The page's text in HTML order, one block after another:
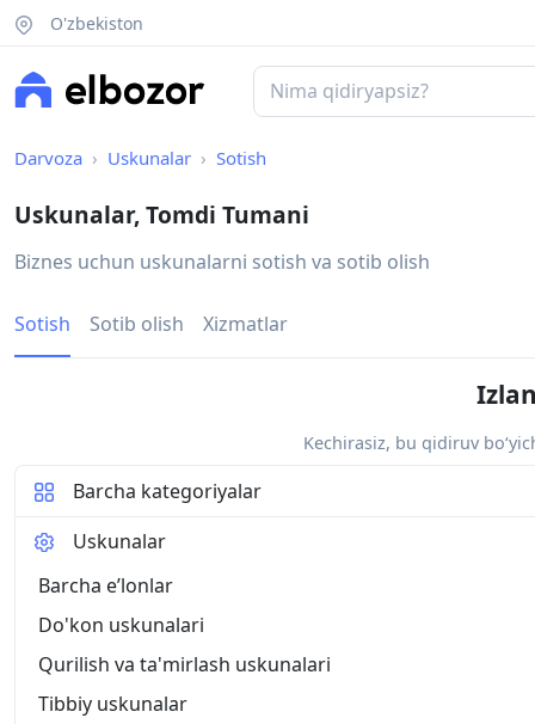
O'zbekiston
Darvoza Uskunalar Sotish
Uskunalar, Tomdi Tumani
Biznes uchun uskunalarni sotish va sotib olish
Sotish Sotib olish Xizmatlar
Kechirasiz, bu qidiruv
Barcha kategoriyalar
Uskunalar
Barcha eʼlonlar
Do'kon uskunalari
Qurilish va ta'mirlash uskunalari
Tibbiy uskunalar